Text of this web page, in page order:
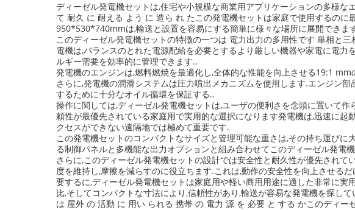
ディーゼル発電機セットは,住宅や小規模な商業用アプリケーションの多様
て 耐久 に 耐える よう に 造ら れ たこの発電機セットは家庭で使用するの
950*530*740mmは,輸送と設置を容易にする簡単に様々な場所に展開できま
このディーゼル発電機セットの特徴の一つは 電力出力の多用性です 単相と
電機は,バランスのとれた電源配給を必要とするより厳しい機器や家電に電
ルギー需要を効率的に管理できます..
発電機のエンジンは,燃料燃焼を最適化し,全体的な性能を向上させる19:1
さらに,発電機の潤滑システムは圧力噴出メカニズムを使用します.エンジン
するために十分なオイル循環を保証する..
操作に関しては,ディーゼル発電機セットは,ユーザの便利さを念頭に置いて
頼性が最優先されている家庭用で実用的な選択になります発電機は,迅速に
クセスができない遠隔地では極めて重要です.
この発電機セットのコンパクトなサイズと管理可能な重さは,その持ち運び
る制御パネルと多機能な出力オプションと組み合わせてこのディーゼル発
さらに,このディーゼル発電機セットの設計では安全性と耐久性が優先され
度を維持し,摩擦を減らすのに役立ちます.これは,動作の安全性を向上させる
要するに,ディーゼル発電機セットは家庭用や軽い商用用途に適した非常に
比,そしてコンパクトな寸法により,信頼性があり,輸送が容易な発電機を探し
は 屋外 の 活動 に 用い られる 携帯 の 電力 源 を 必要 と する かこのディ